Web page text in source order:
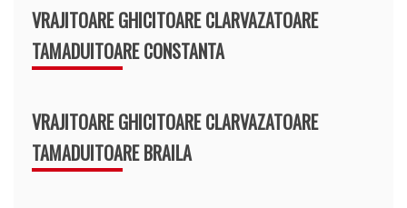
VRAJITOARE GHICITOARE CLARVAZATOARE
TAMADUITOARE CONSTANTA
VRAJITOARE GHICITOARE CLARVAZATOARE
TAMADUITOARE BRAILA